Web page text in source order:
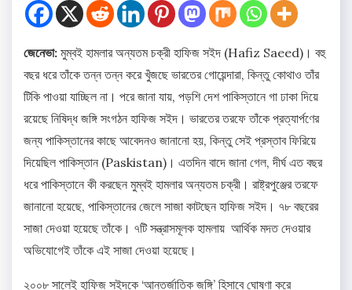
জেনেভা: মুম্বই হামলার অন্যতম চক্রী হাফিজ সইদ (Hafiz Saeed)। বহু
বছর ধরে তাঁকে তন্ন তন্ন করে খুঁজছে ভারতের গোয়েন্দারা, কিন্তু কোথাও তাঁর
টিকি পাওয়া যাচ্ছিল না। পরে জানা যায়, পড়শি দেশ পাকিস্তানে গা ঢাকা দিয়ে
রয়েছে নিষিদ্ধ জঙ্গি সংগঠন হাফিজ সইদ। ভারতের তরফে তাঁকে প্রত্যার্পণের
জন্য পাকিস্তানের কাছে আবেদনও জানানো হয়, কিন্তু সেই প্রস্তাব ফিরিয়ে
দিয়েছিল পাকিস্তান (Paskistan)। এতদিন বাদে জানা গেল, দীর্ঘ এত বছর
ধরে পাকিস্তানে কী করছেন মুম্বই হামলার অন্যতম চক্রী। রাষ্ট্রপুঞ্জের তরফে
জানানো হয়েছে, পাকিস্তানের জেলে সাজা কাটছেন হাফিজ সইদ। ৭৮ বছরের
সাজা দেওয়া হয়েছে তাঁকে। ৭টি সন্ত্রাসমূলক হামলায় আর্থিক মদত দেওয়ার
অভিযোগেই তাঁকে এই সাজা দেওয়া হয়েছে।
২০০৮ সালেই হাফিজ সইদকে ‘আন্তর্জাতিক জঙ্গি’ হিসাবে ঘোষণা করে